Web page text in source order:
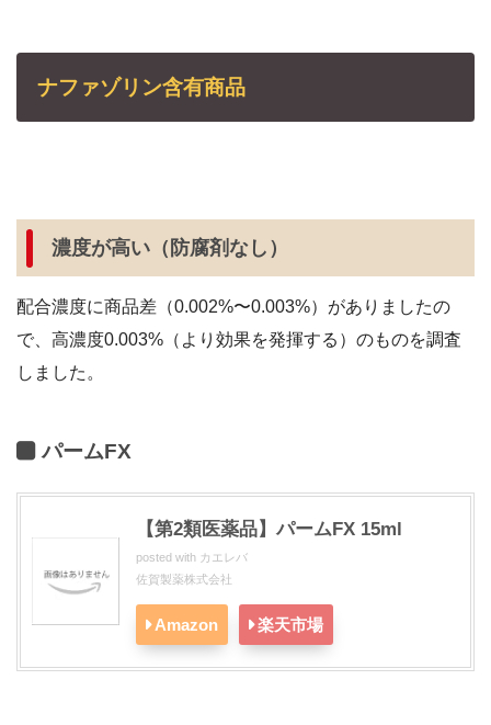
ナファゾリン含有商品
濃度が高い（防腐剤なし）
配合濃度に商品差（0.002%〜0.003%）がありましたの
で、高濃度0.003%（より効果を発揮する）のものを調査
しました。
パームFX
【第2類医薬品】パームFX 15ml
posted with カエレバ
佐賀製薬株式会社
Amazon 楽天市場